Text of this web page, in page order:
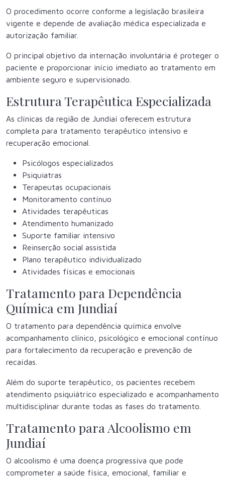
O procedimento ocorre conforme a legislação brasileira
vigente e depende de avaliação médica especializada e
autorização familiar.
O principal objetivo da internação involuntária é proteger o
paciente e proporcionar início imediato ao tratamento em
ambiente seguro e supervisionado.
Estrutura Terapêutica Especializada
As clínicas da região de Jundiaí oferecem estrutura
completa para tratamento terapêutico intensivo e
recuperação emocional.
Psicólogos especializados
Psiquiatras
Terapeutas ocupacionais
Monitoramento contínuo
Atividades terapêuticas
Atendimento humanizado
Suporte familiar intensivo
Reinserção social assistida
Plano terapêutico individualizado
Atividades físicas e emocionais
Tratamento para Dependência
Química em Jundiaí
O tratamento para dependência química envolve
acompanhamento clínico, psicológico e emocional contínuo
para fortalecimento da recuperação e prevenção de
recaídas.
Além do suporte terapêutico, os pacientes recebem
atendimento psiquiátrico especializado e acompanhamento
multidisciplinar durante todas as fases do tratamento.
Tratamento para Alcoolismo em
Jundiaí
O alcoolismo é uma doença progressiva que pode
comprometer a saúde física, emocional, familiar e